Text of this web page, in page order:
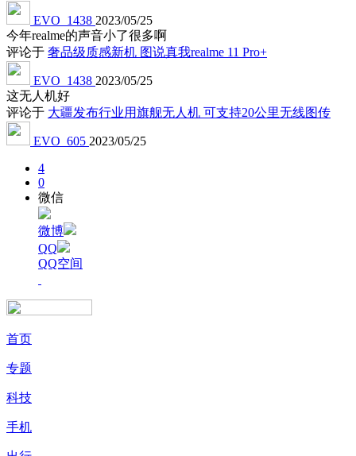
EVO_1438 2023/05/25
今年realme的声音小了很多啊
评论于 奢品级质感新机 图说真我realme 11 Pro+
EVO_1438 2023/05/25
这无人机好
评论于 大疆发布行业用旗舰无人机 可支持20公里无线图传
EVO_605 2023/05/25
4
0
微信
微博
QQ
QQ空间
首页
专题
科技
手机